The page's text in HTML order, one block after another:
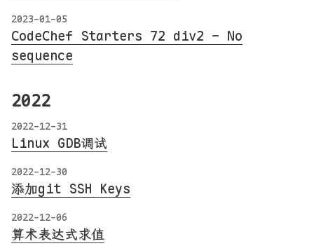
2023-01-05
CodeChef Starters 72 div2 - No
sequence
2022
2022-12-31
Linux GDB调试
2022-12-30
添加git SSH Keys
2022-12-06
算术表达式求值